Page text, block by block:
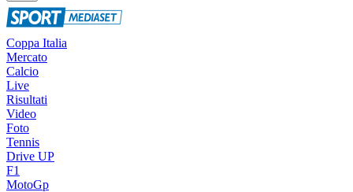
Coppa Italia
Mercato
Calcio
Live
Risultati
Video
Foto
Tennis
Drive UP
F1
MotoGp